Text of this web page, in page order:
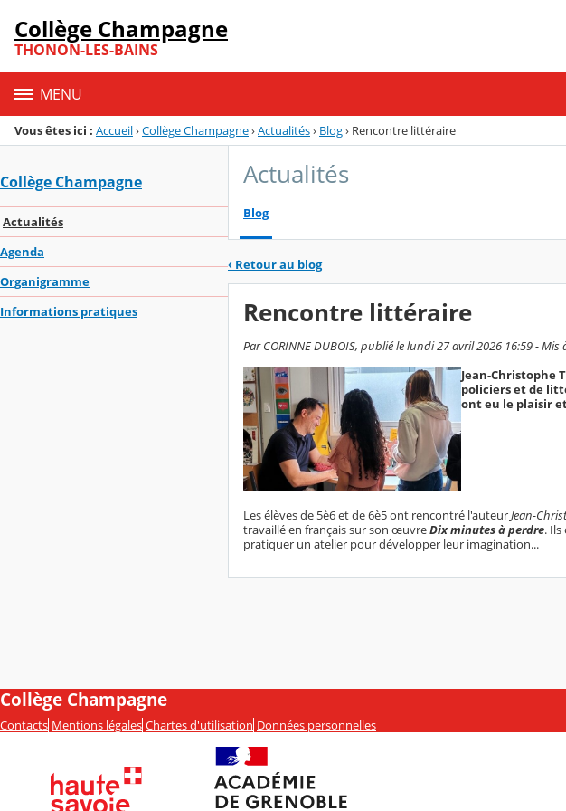
Menu de la rubrique
Contenu
Collège Champagne
THONON-LES-BAINS
MENU
Vous êtes ici : Accueil›Collège Champagne›Actualités› Blog› Rencontre littéraire
Collège Champagne
Actualités
Agenda
Organigramme
Informations pratiques
Actualités
Blog
‹ Retour au blog
Rencontre littéraire
Par CORINNE DUBOIS, publié le lundi 27 avril 2026 16:59 -
Jean-Christophe
policiers et de
ont eu le plaisir
Les élèves de 5è6 et de 6è5 ont rencontré l'auteurJean-
travaillé en français sur son œuvreDix minutes à perdre.
pratiquer un atelier pour développer leur imagination...
Collège Champagne
Contacts Mentions légales Chartes d'utilisation Données personnelles